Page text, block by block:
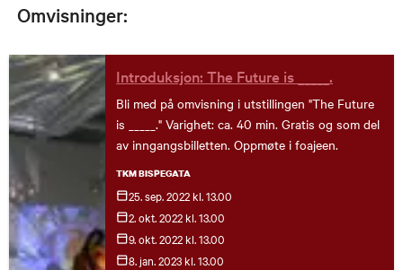
Omvisninger:
Introduksjon: The Future is _____.
Bli med på omvisning i utstillingen "The Future
is _____." Varighet: ca. 40 min. Gratis og som del
av inngangsbilletten. Oppmøte i foajeen.
TKM BISPEGATA
25. sep.2022 kl. 13.00
2. okt.2022 kl. 13.00
9. okt.2022 kl. 13.00
8. jan.2023 kl. 13.00